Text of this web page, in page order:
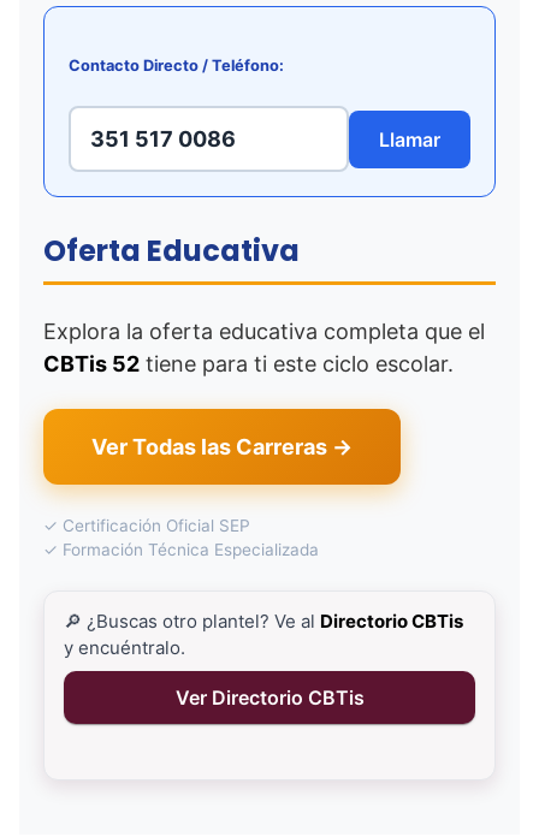
Contacto Directo / Teléfono:
351 517 0086 Llamar
Oferta Educativa
Explora la oferta educativa completa que el
CBTis 52 tiene para ti este ciclo escolar.
Ver Todas las Carreras →
✓ Certificación Oficial SEP
✓ Formación Técnica Especializada
🔎 ¿Buscas otro plantel? Ve al Directorio CBTis
y encuéntralo.
Ver Directorio CBTis